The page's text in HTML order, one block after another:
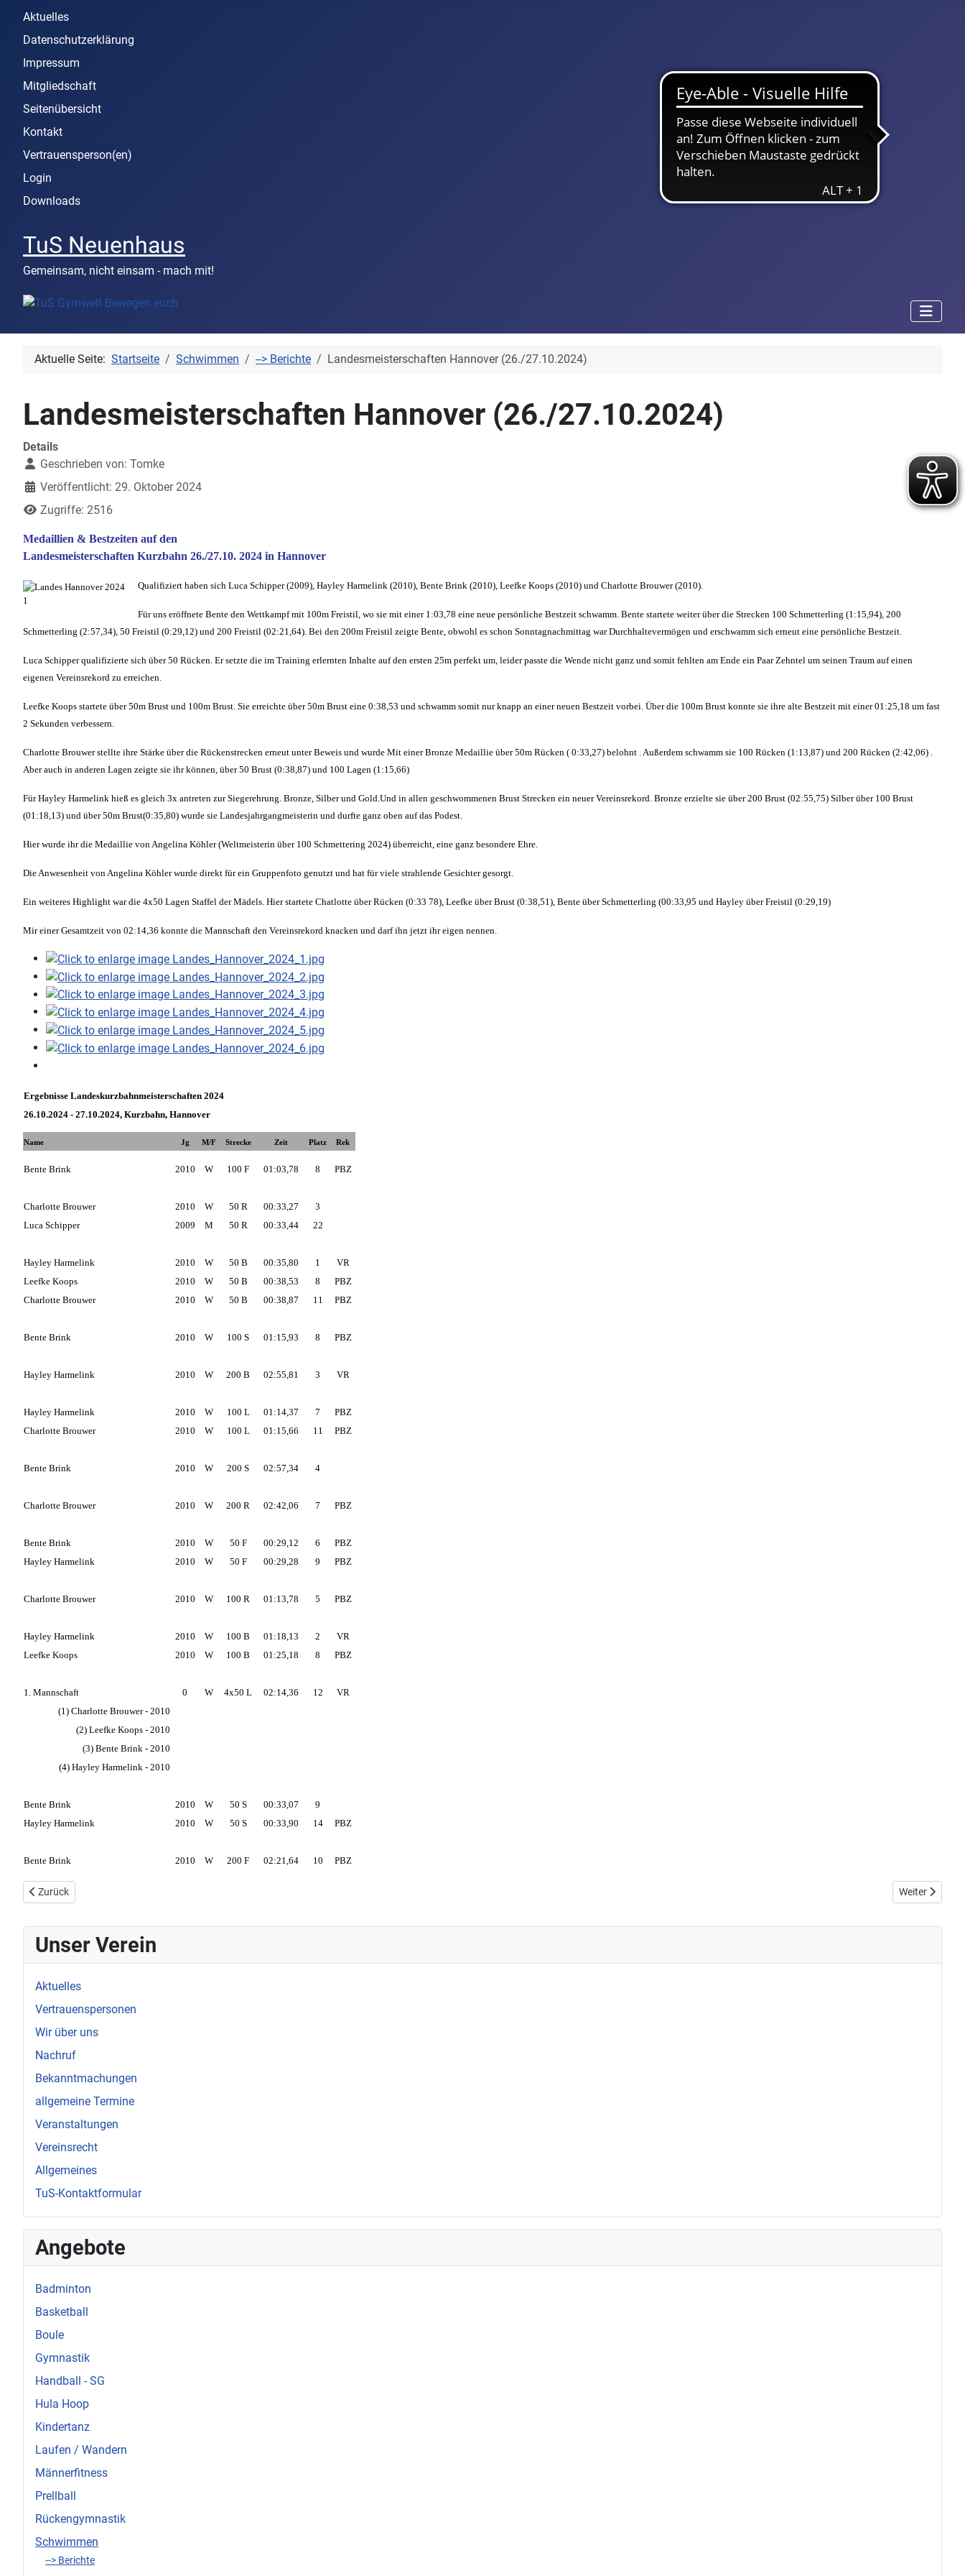
Aktuelles
Datenschutzerklärung
Impressum
Mitgliedschaft
Seitenübersicht
Kontakt
Vertrauensperson(en)
Login
Downloads
TuS Neuenhaus
Gemeinsam, nicht einsam - mach mit!
Unser Verein
Aktuelles
Vertrauenspersonen
Wir über uns
Nachruf
Bekanntmachungen
allgemeine Termine
Veranstaltungen
Vereinsrecht
Allgemeines
TuS-Kontaktformular
Angebote
Badminton
Basketball
Boule
Gymnastik
Handball - SG
Hula Hoop
Kindertanz
Laufen / Wandern
Männerfitness
Prellball
Rückengymnastik
Schwimmen
--> Berichte
Aktuelle Seite: Startseite Schwimmen --> Berichte Landesmeisterschaften Hannover (26./27.10.2024)
Landesmeisterschaften Hannover (26./27.10.2024)
Details
Geschrieben von: Tomke
Veröffentlicht: 29. Oktober 2024
Zugriffe: 2516
Medaillien & Bestzeiten auf den
Landesmeisterschaften Kurzbahn 26./27.10. 2024 in Hannover
Qualifiziert haben sich Luca Schipper (2009), Hayley Harmelink (2010), Bente Brink (2010), Leefke Koops (2010) und Charlotte Brouwer (2010).
Für uns eröffnete Bente den Wettkampf mit 100m Freistil, wo sie mit einer 1:03,78 eine neue persönliche Bestzeit schwamm. Bente startete weiter über die Strecken 100 Schmetterling (1:15,94), 200
Schmetterling (2:57,34), 50 Freistil (0:29,12) und 200 Freistil (02:21,64). Bei den 200m Freistil zeigte Bente, obwohl es schon Sonntagnachmittag war Durchhaltevermögen und erschwamm sich erneut eine persönliche Bestzeit.
Luca Schipper qualifizierte sich über 50 Rücken. Er setzte die im Training erlernten Inhalte auf den ersten 25m perfekt um, leider passte die Wende nicht ganz und somit fehlten am Ende ein Paar Zehntel um seinen Traum auf einen
eigenen Vereinsrekord zu erreichen.
Leefke Koops startete über 50m Brust und 100m Brust. Sie erreichte über 50m Brust eine 0:38,53 und schwamm somit nur knapp an einer neuen Bestzeit vorbei. Über die 100m Brust konnte sie ihre alte Bestzeit mit einer 01:25,18 um fast
2 Sekunden verbessern.
Charlotte Brouwer stellte ihre Stärke über die Rückenstrecken erneut unter Beweis und wurde Mit einer Bronze Medaillie über 50m Rücken ( 0:33,27) belohnt . Außerdem schwamm sie 100 Rücken (1:13,87) und 200 Rücken (2:42,06) .
Aber auch in anderen Lagen zeigte sie ihr können, über 50 Brust (0:38,87) und 100 Lagen (1:15,66)
Für Hayley Harmelink hieß es gleich 3x antreten zur Siegerehrung. Bronze, Silber und Gold.Und in allen geschwommenen Brust Strecken ein neuer Vereinsrekord. Bronze erzielte sie über 200 Brust (02:55,75) Silber über 100 Brust
(01:18,13) und über 50m Brust(0:35,80) wurde sie Landesjahrgangmeisterin und durfte ganz oben auf das Podest.
Hier wurde ihr die Medaillie von Angelina Köhler (Weltmeisterin über 100 Schmettering 2024) überreicht, eine ganz besondere Ehre.
Die Anwesenheit von Angelina Köhler wurde direkt für ein Gruppenfoto genutzt und hat für viele strahlende Gesichter gesorgt.
Ein weiteres Highlight war die 4x50 Lagen Staffel der Mädels. Hier startete Chatlotte über Rücken (0:33 78), Leefke über Brust (0:38,51), Bente über Schmetterling (00:33,95 und Hayley über Freistil (0:29,19)
Mir einer Gesamtzeit von 02:14,36 konnte die Mannschaft den Vereinsrekord knacken und darf ihn jetzt ihr eigen nennen.
Ergebnisse Landeskurzbahnmeisterschaften 2024
26.10.2024 - 27.10.2024, Kurzbahn, Hannover
Name Jg M/F Strecke Zeit Platz Rek
Bente Brink 2010 W 100 F 01:03,78 8 PBZ
Charlotte Brouwer 2010 W 50 R 00:33,27
3
Luca Schipper
2009 M 50 R 00:33,44 22
Hayley Harmelink 2010 W 50 B 00:35,80 1
VR
Leefke Koops
2010 W 50 B 00:38,53 8
PBZ
Charlotte Brouwer
2010 W 50 B 00:38,87 11 PBZ
Bente Brink 2010 W 100 S 01:15,93 8 PBZ
Hayley Harmelink 2010 W 200 B 02:55,81 3 VR
Hayley Harmelink 2010 W 100 L 01:14,37 7
PBZ
Charlotte Brouwer
2010 W 100 L 01:15,66 11 PBZ
Bente Brink 2010 W 200 S 02:57,34 4
Charlotte Brouwer 2010 W 200 R 02:42,06 7 PBZ
Bente Brink 2010 W 50 F 00:29,12 6
PBZ
Hayley Harmelink
2010 W 50 F 00:29,28 9 PBZ
Charlotte Brouwer 2010 W 100 R 01:13,78 5 PBZ
Hayley Harmelink 2010 W 100 B 01:18,13 2
VR
Leefke Koops
2010 W 100 B 01:25,18 8 PBZ
1. Mannschaft 0 W 4x50 L 02:14,36 12
VR
(1) Charlotte Brouwer - 2010
(2) Leefke Koops - 2010
(3) Bente Brink - 2010
(4) Hayley Harmelink - 2010
Bente Brink 2010 W 50 S 00:33,07
9
Hayley Harmelink
2010 W 50 S 00:33,90 14 PBZ
Bente Brink 2010 W 200 F 02:21,64 10 PBZ
Vorheriger Beitrag: DMSJ Hildesheim (09./10.11.2024)
Zurück Nächster
Weiter